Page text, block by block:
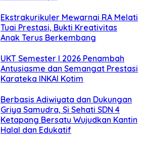
Ekstrakurikuler Mewarnai RA Melati
Tuai Prestasi, Bukti Kreativitas
Anak Terus Berkembang
UKT Semester I 2026 Penambah
Antusiasme dan Semangat Prestasi
Karateka INKAI Kotim
Berbasis Adiwiyata dan Dukungan
Griya Samudra, Si Sehati SDN 4
Ketapang Bersatu Wujudkan Kantin
Halal dan Edukatif